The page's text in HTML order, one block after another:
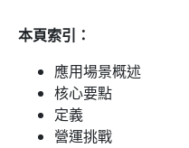
本頁索引：
應用場景概述
核心要點
定義
營運挑戰